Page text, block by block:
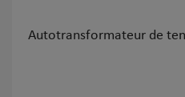
Autotransformateur de